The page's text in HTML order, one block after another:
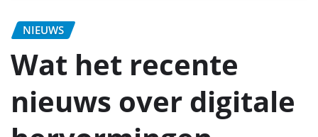
NIEUWS
Wat het recente
nieuws over digitale